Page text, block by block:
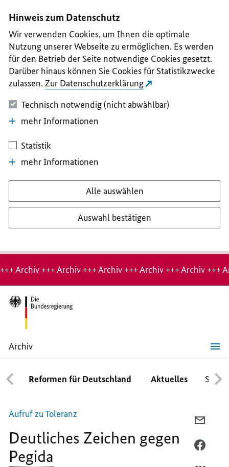
II
III
IV
V
Hinweis zum Datenschutz
Wir verwenden Cookies, um Ihnen die optimale
Nutzung unserer Webseite zu ermöglichen. Es werden
für den Betrieb der Seite notwendige Cookies gesetzt.
Darüber hinaus können Sie Cookies für Statistikzwecke
zulassen. Zur Datenschutzerklärung
Technisch notwendig (nicht abwählbar)
mehr Informationen
Statistik
mehr Informationen
Alle auswählen
Auswahl bestätigen
Hinweis:
Archiv-
Seite
+++ Archiv +++ Archiv +++ Archiv +++ Archiv +++ Archiv +++
Archiv
Deutliches
Zeichen
gegen
PegidaReformen für Deutschland Aktuelles
Aufruf zu Toleranz
Deutliches Zeichen gegen
Pegida